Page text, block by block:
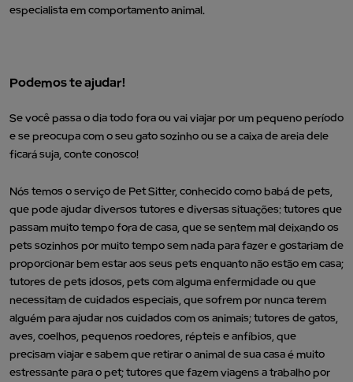
especialista em comportamento animal.
Podemos te ajudar!
Se você passa o dia todo fora ou vai viajar por um pequeno período
e se preocupa com o seu gato sozinho ou se a caixa de areia dele
ficará suja, conte conosco!
Nós temos o serviço de Pet Sitter, conhecido como babá de pets,
que pode ajudar diversos tutores e diversas situações: tutores que
passam muito tempo fora de casa, que se sentem mal deixando os
pets sozinhos por muito tempo sem nada para fazer e gostariam de
proporcionar bem estar aos seus pets enquanto não estão em casa;
tutores de pets idosos, pets com alguma enfermidade ou que
necessitam de cuidados especiais, que sofrem por nunca terem
alguém para ajudar nos cuidados com os animais; tutores de gatos,
aves, coelhos, pequenos roedores, répteis e anfíbios, que
precisam viajar e sabem que retirar o animal de sua casa é muito
estressante para o pet; tutores que fazem viagens a trabalho por